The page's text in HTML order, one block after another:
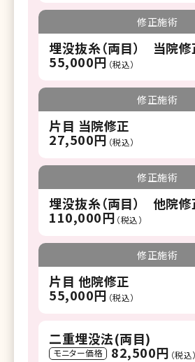
修正施術
埋没抜糸（両目） 当院修
55,000円 （税込）
修正施術
片目 当院修正
27,500円 （税込）
修正施術
埋没抜糸（両目） 他院修
110,000円 （税込）
修正施術
片目 他院修正
55,000円 （税込）
二重埋没法(両目)
モニター価格 82,500円 （税込）